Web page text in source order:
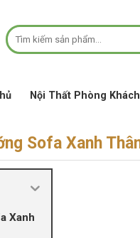
Tìm
kiếm:
Nội Thất Phòng Khách
Sofa Xanh
Xanh